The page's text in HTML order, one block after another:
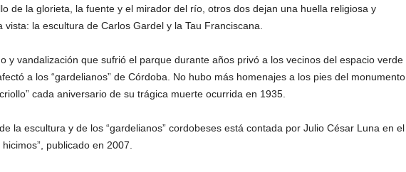
de la glorieta, la fuente y el mirador del río, otros dos dejan una huella religiosa y
vista: la escultura de Carlos Gardel y la Tau Franciscana.
y vandalización que sufrió el parque durante años privó a los vecinos del espacio verde
a los “gardelianos” de Córdoba. No hubo más homenajes a los pies del monumento
cada aniversario de su trágica muerte ocurrida en 1935.
la escultura y de los “gardelianos” cordobeses está contada por Julio César Luna en el
hicimos”, publicado en 2007.